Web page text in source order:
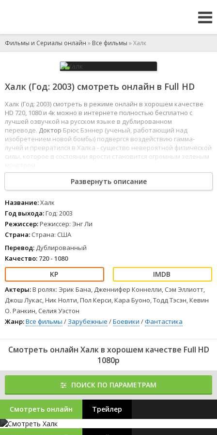
Фильмы и Сериалы онлайн » Все фильмы » Халк
Халк (Год: 2003) смотреть онлайн в Full HD
Халк (Год: 2003) смотреть в режиме онлайн в хорошем качестве
HD 720, 1080 и 4к можно в интернете полностью бесплатно с
лучшей озвучкой на русском языке в дублированном
переводе. Доктор Брюс Бэннер (ученый, работающий над
изобретением новой бомбы) подвергся воздействию гамма-
лучей и превратился в Халка - существо невероятной физической
силы, которое в состоянии ярости становится огромным зеленым
Его преследуют военные подпредводительством
Росса, ему приходится бежать через всю страну. В конце концов,
у него возникает любовная история с генеральской дочкой
1 23 45 678
Развернуть описание
Название:Халк
Год выхода:Год: 2003
Режиссер:Режиссер: Энг Ли
Страна: Страна: США
Перевод: Дублированный
Качество: 720 - 1080
Актеры:В ролях: Эрик Бана, Дженнифер Коннелли, Сэм Эллиотт,
Джош Лукас, Ник Нолти, Пол Керси, Кара Буоно, Тодд Тэсэн, Кевин
О. Ранкин, Селия Уэстон
Жанр:Все фильмы / Зарубежные /Боевики /Фантастика
Смотреть онлайн Халк в хорошем качестве Full HD
1080p
ПОИСК ПО ПАРАМЕТРАМ
Смотреть онлайн Трейлер